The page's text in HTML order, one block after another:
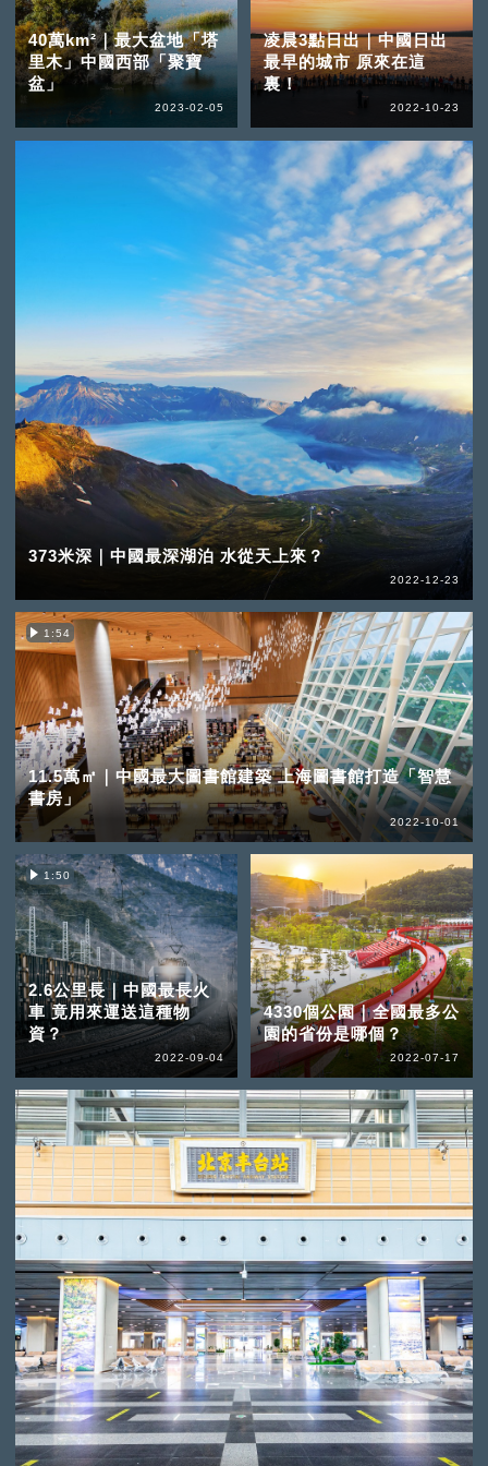
40萬km²｜最大盆地「塔
里木」中國西部「聚寶
盆」
2023-02-05
373米深｜中國最深湖泊 水從天上來？
2022-12-23
凌晨3點日出｜中國日出
最早的城市 原來在這
裏！
2022-10-23
1:54
11.5萬㎡｜中國最大圖書館建築 上海圖書館打造「智慧
書房」
2022-10-01
1:50
2.6公里長｜中國最長火
車 竟用來運送這種物
資？
2022-09-04
4330個公園｜全國最多公
園的省份是哪個？
2022-07-17